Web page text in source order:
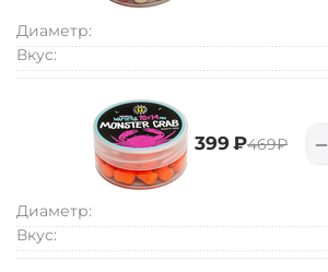
Диаметр:
Вкус:
‍399‍ ₽‍469‍₽ −
Диаметр:
Вкус: